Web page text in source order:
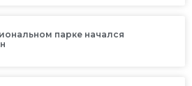
парке начался